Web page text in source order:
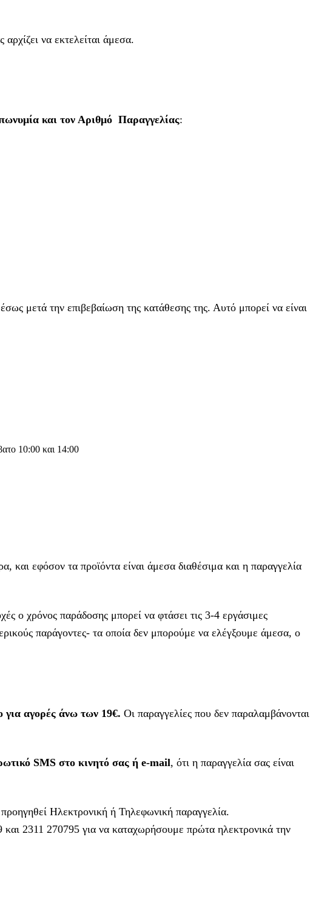
να εκτελείται άμεσα.
και τον Αριθμό Παραγγελίας:
μετά την επιβεβαίωση της κατάθεσης της. Αυτό μπορεί να είναι
10:00 και 14:00
και εφόσον τα προϊόντα είναι άμεσα διαθέσιμα και η παραγγελία
ο χρόνος παράδοσης μπορεί να φτάσει τις 3-4 εργάσιμες
παράγοντες- τα οποία δεν μπορούμε να ελέγξουμε άμεσα, ο
για αγορές άνω των 19€. Οι παραγγελίες που δεν παραλαμβάνονται
SMS στο κινητό σας ή e-mail, ότι η παραγγελία σας είναι
Ηλεκτρονική ή Τηλεφωνική παραγγελία.
2311 270795 για να καταχωρήσουμε πρώτα ηλεκτρονικά την